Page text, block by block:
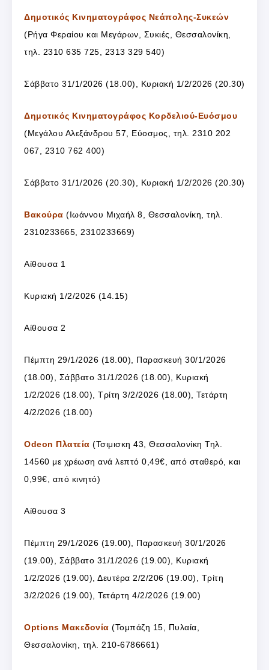
Δημοτικός Κινηματογράφος Νεάπολης-Συκεών
(Ρήγα Φεραίου και Μεγάρων, Συκιές, Θεσσαλονίκη,
τηλ. 2310 635 725, 2313 329 540)
Σάββατο 31/1/2026 (18.00), Κυριακή 1/2/2026 (20.30)
Δημοτικός Κινηματογράφος Κορδελιού-Ευόσμου
(Μεγάλου Αλεξάνδρου 57, Εύοσμος, τηλ. 2310 202
067, 2310 762 400)
Σάββατο 31/1/2026 (20.30), Κυριακή 1/2/2026 (20.30)
Βακούρα (Ιωάννου Μιχαήλ 8, Θεσσαλονίκη, τηλ.
2310233665, 2310233669)
Αίθουσα 1
Κυριακή 1/2/2026 (14.15)
Αίθουσα 2
Πέμπτη 29/1/2026 (18.00), Παρασκευή 30/1/2026
(18.00), Σάββατο 31/1/2026 (18.00), Κυριακή
1/2/2026 (18.00), Τρίτη 3/2/2026 (18.00), Τετάρτη
4/2/2026 (18.00)
Odeon Πλατεία (Τσιμισκη 43, Θεσσαλονίκη Τηλ.
14560 με χρέωση ανά λεπτό 0,49€, από σταθερό, και
0,99€, από κινητό)
Αίθουσα 3
Πέμπτη 29/1/2026 (19.00), Παρασκευή 30/1/2026
(19.00), Σάββατο 31/1/2026 (19.00), Κυριακή
1/2/2026 (19.00), Δευτέρα 2/2/206 (19.00), Τρίτη
3/2/2026 (19.00), Τετάρτη 4/2/2026 (19.00)
Options Μακεδονία (Τομπάζη 15, Πυλαία,
Θεσσαλονίκη, τηλ. 210-6786661)